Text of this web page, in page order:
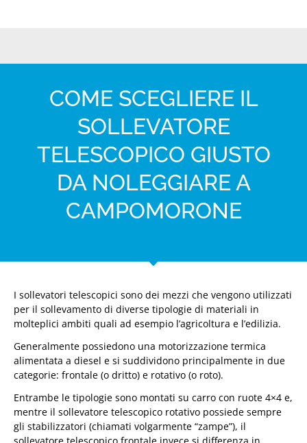
COME SCEGLIERE IL
SOLLEVATORE
TELESCOPICO GIUSTO
DA NOLEGGIARE A
CAMPOMORONE
I sollevatori telescopici sono dei mezzi che vengono utilizzati
per il sollevamento di diverse tipologie di materiali in
molteplici ambiti quali ad esempio l’agricoltura e l’edilizia.
Generalmente possiedono una motorizzazione termica
alimentata a diesel e si suddividono principalmente in due
categorie: frontale (o dritto) e rotativo (o roto).
Entrambe le tipologie sono montati su carro con ruote 4×4 e,
mentre il sollevatore telescopico rotativo possiede sempre
gli stabilizzatori (chiamati volgarmente “zampe”), il
sollevatore telescopico frontale invece si differenza in